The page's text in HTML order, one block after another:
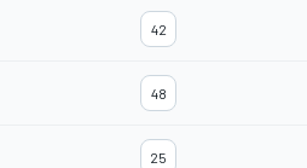
42
48
25